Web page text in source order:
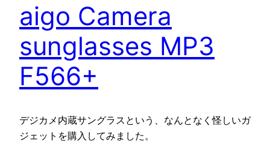
aigo Camera
sunglasses MP3
F566+
デジカメ内蔵サングラスという、なんとなく怪しいガ
ジェットを購入してみました。